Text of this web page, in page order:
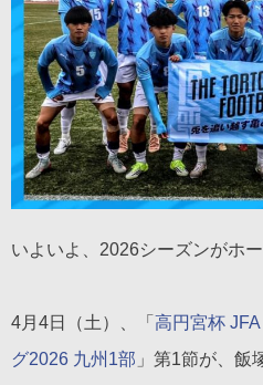
いよいよ、2026シーズンがホ
4月4日（土）、「 高円宮杯
グ2026 九州1部 」第1節が、飯